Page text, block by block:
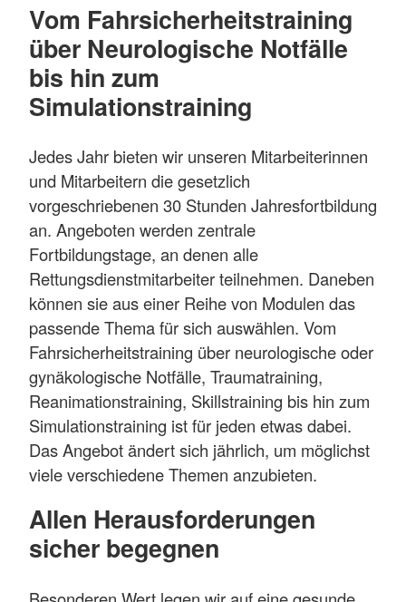
Vom Fahrsicherheitstraining
über Neurologische Notfälle
bis hin zum
Simulationstraining
Jedes Jahr bieten wir unseren Mitarbeiterinnen
und Mitarbeitern die gesetzlich
vorgeschriebenen 30 Stunden Jahresfortbildung
an. Angeboten werden zentrale
Fortbildungstage, an denen alle
Rettungsdienstmitarbeiter teilnehmen. Daneben
können sie aus einer Reihe von Modulen das
passende Thema für sich auswählen. Vom
Fahrsicherheitstraining über neurologische oder
gynäkologische Notfälle, Traumatraining,
Reanimationstraining, Skillstraining bis hin zum
Simulationstraining ist für jeden etwas dabei.
Das Angebot ändert sich jährlich, um möglichst
viele verschiedene Themen anzubieten.
Allen Herausforderungen
sicher begegnen